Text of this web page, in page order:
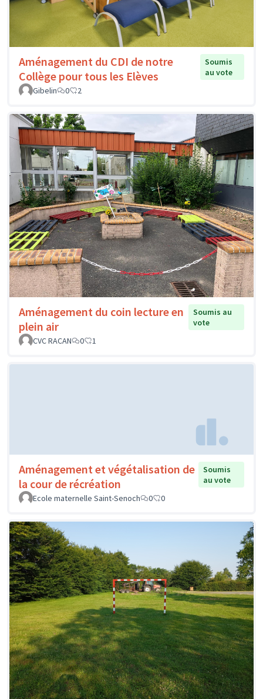
Aménagement du CDI de notre
Collège pour tous les Elèves
Soumis
au vote
Gibelin
0 2
Aménagement du coin lecture en
plein air
Soumis au
vote
CVC RACAN
0 1
Aménagement et végétalisation de
la cour de récréation
Soumis
au vote
Ecole maternelle Saint-Senoch
0 0